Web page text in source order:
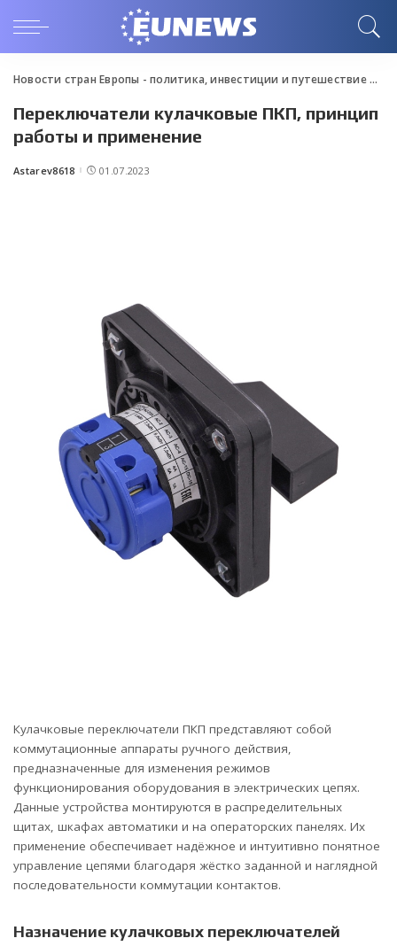
Новости стран Европы - политика, инвестиции и путешествие>
Переключатели кулачковые ПКП, принцип
работы и применение
Posted
Astarev8618 01.07.2023
Кулачковые переключатели ПКП представляют собой
коммутационные аппараты ручного действия,
предназначенные для изменения режимов
функционирования оборудования в электрических цепях.
Данные устройства монтируются в распределительных
щитах, шкафах автоматики и на операторских панелях. Их
применение обеспечивает надёжное и интуитивно понятное
управление цепями благодаря жёстко заданной и наглядной
последовательности коммутации контактов.
Назначение кулачковых переключателей